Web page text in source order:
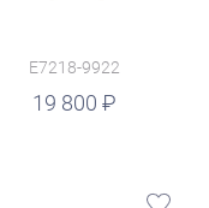
E7218-9922
19 800